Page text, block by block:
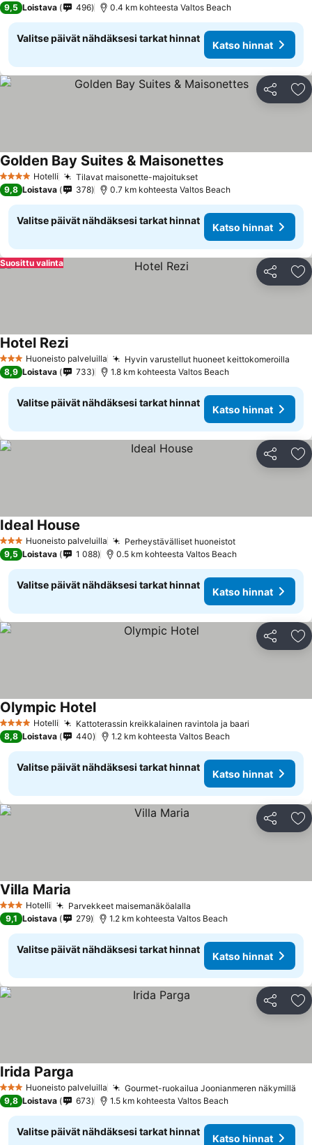
9,5 Loistava 496 0.4 km kohteesta Valtos Beach
Valitse päivät nähdäksesi tarkat hinnat
Katso hinnat
Jaa
4 Tähtiluokitus
Hotelli Tilavat maisonette-majoituksetKatso hinnat
Golden Bay Suites & MaisonettesKatso hinnat
9,8 Loistava 378 0.7 km kohteesta Valtos Beach
Valitse päivät nähdäksesi tarkat hinnat
Katso hinnat
Jaa
Suosittu valinta
3 Tähtiluokitus
Huoneisto palveluilla Hyvin varustellut huoneet keittokomeroilla
Hotel ReziKatso hinnat
8,9 Loistava 733 1.8 km kohteesta Valtos Beach
Valitse päivät nähdäksesi tarkat hinnat
Katso hinnat
Jaa
3 Tähtiluokitus
Huoneisto palveluilla Perheystävälliset huoneistotKatso hinnat
Ideal House
9,5 Loistava 1 088 0.5 km kohteesta Valtos Beach
Valitse päivät nähdäksesi tarkat hinnat
Katso hinnat
Jaa
4 Tähtiluokitus
Hotelli Kattoterassin kreikkalainen ravintola ja baari
Olympic HotelKatso hinnat
8,8 Loistava 440 1.2 km kohteesta Valtos Beach
Valitse päivät nähdäksesi tarkat hinnat
Katso hinnat
Jaa
3 Tähtiluokitus
Hotelli Parvekkeet maisemanäköalalla
Villa Maria
9,1 Loistava 279 1.2 km kohteesta Valtos Beach
Valitse päivät nähdäksesi tarkat hinnat
Katso hinnat
Jaa
3 Tähtiluokitus
Huoneisto palveluilla Gourmet-ruokailua Joonianmeren näkymillä
Irida Parga
9,8 Loistava 673 1.5 km kohteesta Valtos Beach
Valitse päivät nähdäksesi tarkat hinnat
Katso hinnat